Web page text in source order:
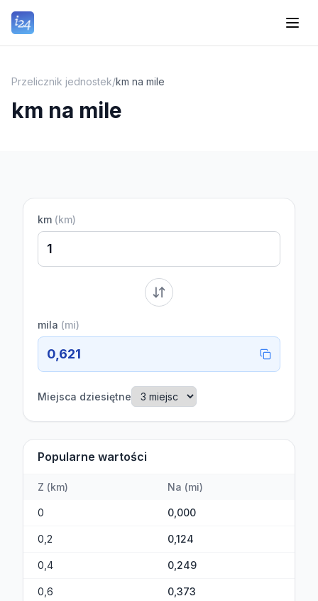
Przelicznik jednostek/km na mile
km na mile
km (km)
mila (mi)
0,621
Miejsca dziesiętne
Popularne wartości
Z (km) Na (mi)
0 0,000
0,2 0,124
0,4 0,249
0,6 0,373